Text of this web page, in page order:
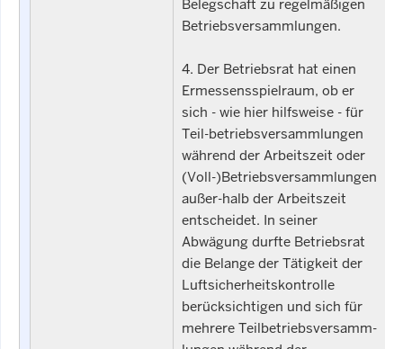
Belegschaft zu regelmäßigen
Betriebsversammlungen.
4. Der Betriebsrat hat einen
Ermessensspielraum, ob er
sich - wie hier hilfsweise - für
Teil-betriebsversammlungen
während der Arbeitszeit oder
(Voll-)Betriebsversammlungen
außer-halb der Arbeitszeit
entscheidet. In seiner
Abwägung durfte Betriebsrat
die Belange der Tätigkeit der
Luftsicherheitskontrolle
berücksichtigen und sich für
mehrere Teilbetriebsversamm-